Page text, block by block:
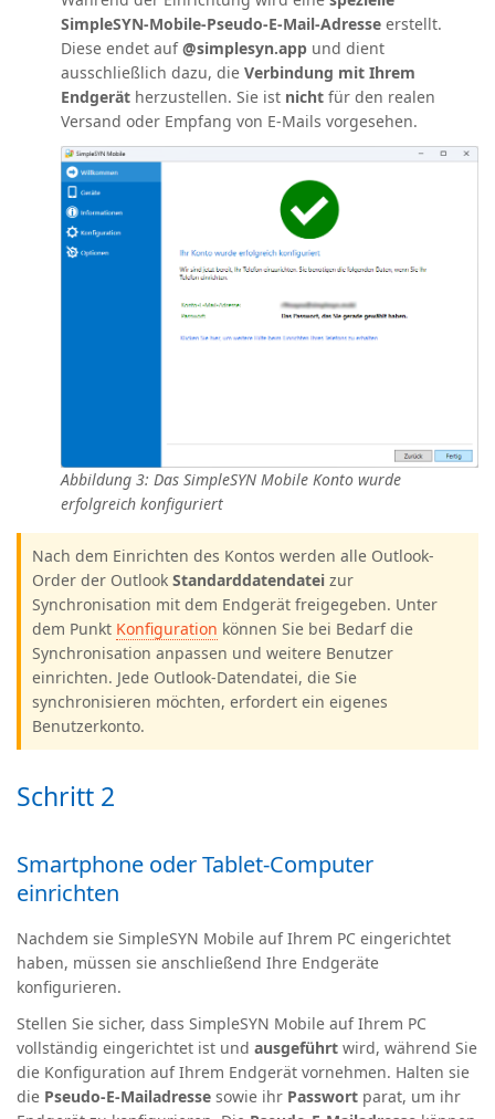
SimpleSYN‑Mobile‑Pseudo‑E‑Mail‑Adresse erstellt.
Diese endet auf@simplesyn.app und dient
ausschließlich dazu, die Verbindung mit Ihrem
Endgerät herzustellen. Sie ist nicht für den realen
Versand oder Empfang von E‑Mails vorgesehen.
Abbildung 3: Das SimpleSYN Mobile Konto wurde
erfolgreich konfiguriert
Nach dem Einrichten des Kontos werden alle Outlook-
Order der Outlook Standarddatendatei zur
Synchronisation mit dem Endgerät freigegeben. Unter
dem Punkt Konfiguration können Sie bei Bedarf die
Synchronisation anpassen und weitere Benutzer
einrichten. Jede Outlook-Datendatei, die Sie
synchronisieren möchten, erfordert ein eigenes
Benutzerkonto.
Schritt 2
Smartphone oder Tablet-Computer
einrichten
Nachdem sie SimpleSYN Mobile auf Ihrem PC eingerichtet
haben, müssen sie anschließend Ihre Endgeräte
konfigurieren.
Stellen Sie sicher, dass SimpleSYN Mobile auf Ihrem PC
vollständig eingerichtet ist und ausgeführt wird, während Sie
die Konfiguration auf Ihrem Endgerät vornehmen. Halten sie
die Pseudo-E-Mailadresse sowie ihr Passwort parat, um ihr